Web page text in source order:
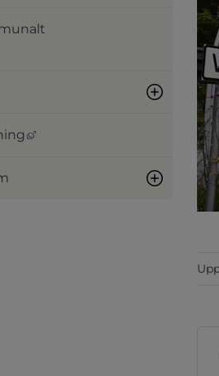
Länk till annan webbplats,